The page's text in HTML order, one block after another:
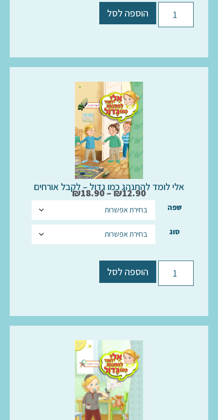
הוספה לסל
אלי לומד להתנהג כמו גדול – לקבל אורחים
₪12.90
–
₪18.90
שפה
סוג
הוספה לסל